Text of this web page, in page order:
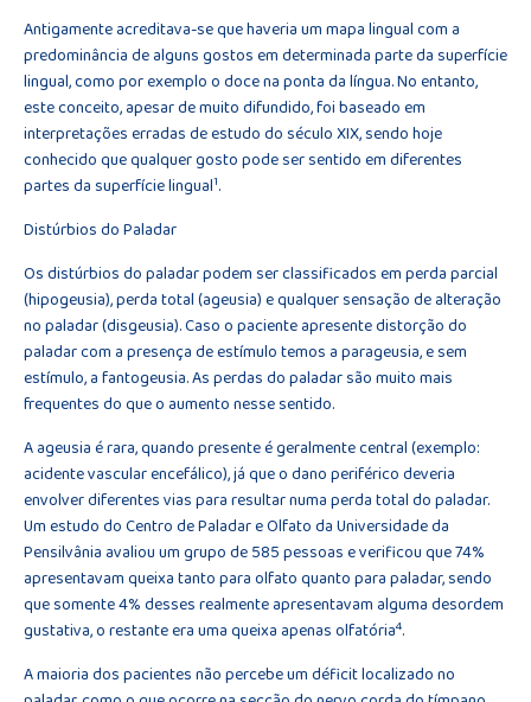
Antigamente acreditava-se que haveria um mapa lingual com a
predominância de alguns gostos em determinada parte da superfície
lingual, como por exemplo o doce na ponta da língua. No entanto,
este conceito, apesar de muito difundido, foi baseado em
interpretações erradas de estudo do século XIX, sendo hoje
conhecido que qualquer gosto pode ser sentido em diferentes
partes da superfície lingual1.
Distúrbios do Paladar
Os distúrbios do paladar podem ser classificados em perda parcial
(hipogeusia), perda total (ageusia) e qualquer sensação de alteração
no paladar (disgeusia). Caso o paciente apresente distorção do
paladar com a presença de estímulo temos a parageusia, e sem
estímulo, a fantogeusia. As perdas do paladar são muito mais
frequentes do que o aumento nesse sentido.
A ageusia é rara, quando presente é geralmente central (exemplo:
acidente vascular encefálico), já que o dano periférico deveria
envolver diferentes vias para resultar numa perda total do paladar.
Um estudo do Centro de Paladar e Olfato da Universidade da
Pensilvânia avaliou um grupo de 585 pessoas e verificou que 74%
apresentavam queixa tanto para olfato quanto para paladar, sendo
que somente 4% desses realmente apresentavam alguma desordem
gustativa, o restante era uma queixa apenas olfatória4.
A maioria dos pacientes não percebe um déficit localizado no